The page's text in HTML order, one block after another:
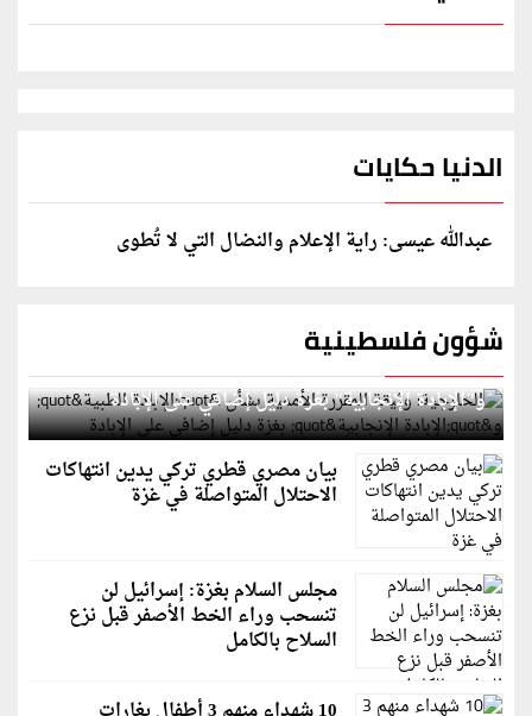
الدنيا حكايات
عبدالله عيسى: راية الإعلام والنضال التي لا تُطوى
شؤون فلسطينية
الخارجية: وثيقة المقررة الأممية بشأن "الإبادة الطبية"
و"الإبادة الإنجابية" بغزة دليل إضافي على الإبادة
بيان مصري قطري تركي يدين انتهاكات
الاحتلال المتواصلة في غزة
مجلس السلام بغزة: إسرائيل لن
تنسحب وراء الخط الأصفر قبل نزع
السلاح بالكامل